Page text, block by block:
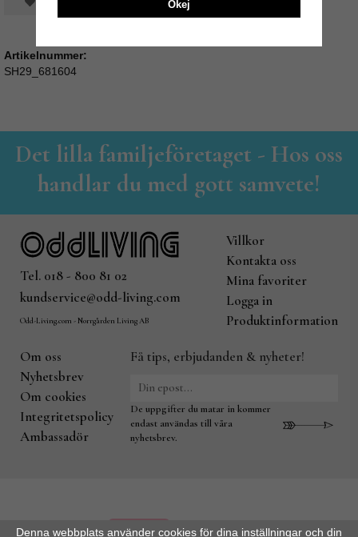
Artikelnummer:
SH29_681604
Det lilla familjeföretaget - Hos oss
handlar du med gott samvete!
Tel. 018 - 800 81 02
kundservice@odd-living.com
Odd-Living.com - Norrgården Living AB
Villkor
Kontakta oss
Mina favoriter
Logga in
Produktinformation
Om oss
Nyhetsbrev
Om cookies
Integritetspolicy
Ambassadör
Få tips, erbjudanden & nyheter!
De uppgifter du matar in kommer
endast användas till våra
nyhetsbrev.
Denna webbplats använder cookies för dina inställningar och din
Okej